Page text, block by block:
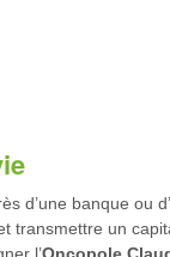
d’une banque ou
transmettre un